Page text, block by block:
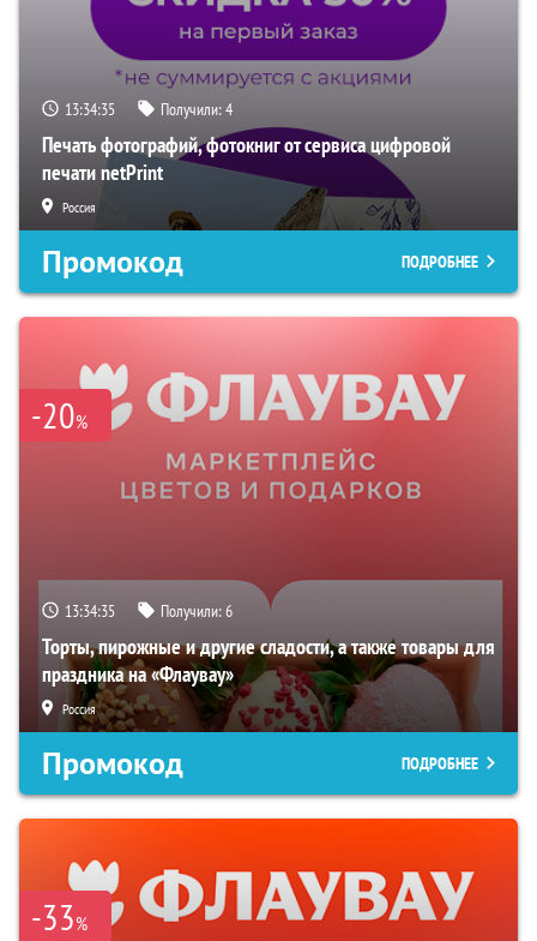
13:34:34 Получили:4
Печать фотографий, фотокниг от сервиса цифровой
печати netPrint
Россия
Промокод ПОДРОБНЕЕ
-20%
13:34:34 Получили:6
Торты, пирожные и другие сладости, а также товары для
праздника на «Флаувау»
Россия
Промокод ПОДРОБНЕЕ
-33%